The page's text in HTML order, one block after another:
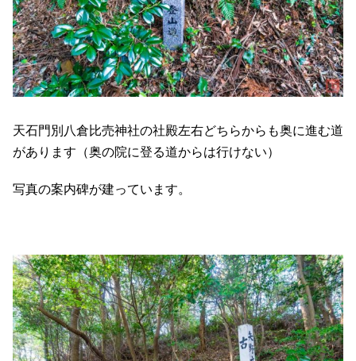
天石門別八倉比売神社の社殿左右どちらからも奥に進む道
があります（奥の院に登る道からは行けない）
写真の案内碑が建っています。